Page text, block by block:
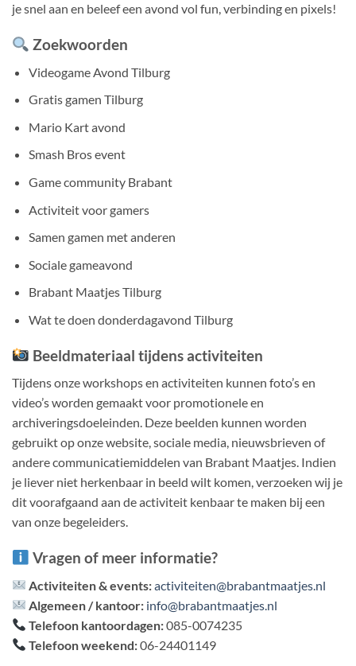
je snel aan en beleef een avond vol fun, verbinding en pixels!
Zoekwoorden
Videogame Avond Tilburg
Gratis gamen Tilburg
Mario Kart avond
Smash Bros event
Game community Brabant
Activiteit voor gamers
Samen gamen met anderen
Sociale gameavond
Brabant Maatjes Tilburg
Wat te doen donderdagavond Tilburg
Beeldmateriaal tijdens activiteiten
Tijdens onze workshops en activiteiten kunnen foto’s en
video’s worden gemaakt voor promotionele en
archiveringsdoeleinden. Deze beelden kunnen worden
gebruikt op onze website, sociale media, nieuwsbrieven of
andere communicatiemiddelen van Brabant Maatjes. Indien
je liever niet herkenbaar in beeld wilt komen, verzoeken wij je
dit voorafgaand aan de activiteit kenbaar te maken bij een
van onze begeleiders.
Vragen of meer informatie?
Activiteiten & events:activiteiten@brabantmaatjes.nl
Algemeen / kantoor: info@brabantmaatjes.nl
Telefoon kantoordagen:085-0074235
Telefoon weekend:06-24401149